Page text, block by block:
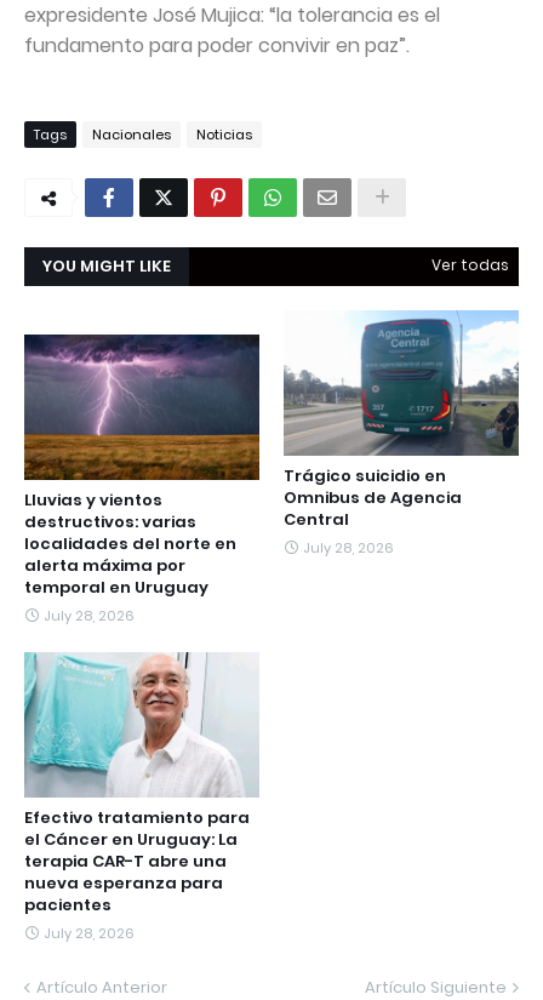
expresidente José Mujica: “la tolerancia es el
fundamento para poder convivir en paz”.
Tags Nacionales Noticias
YOU MIGHT LIKE Ver todas
Lluvias y vientos
destructivos: varias
localidades del norte en
alerta máxima por
temporal en Uruguay
July 28, 2026
Trágico suicidio en
Omnibus de Agencia
Central
July 28, 2026
Efectivo tratamiento para
el Cáncer en Uruguay: La
terapia CAR-T abre una
nueva esperanza para
pacientes
July 28, 2026
Artículo Anterior Artículo Siguiente